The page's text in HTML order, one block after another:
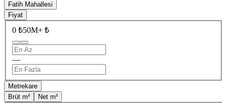
Fatih Mahallesi
Fiyat
0 ₺50M+ ₺
—
Metrekare
Brüt m²
Net m²